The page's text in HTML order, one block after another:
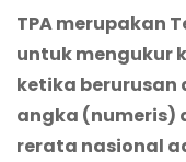
TPA merupakan
untuk mengukur
ketika berurusan
angka (numeris)
rerata nasional